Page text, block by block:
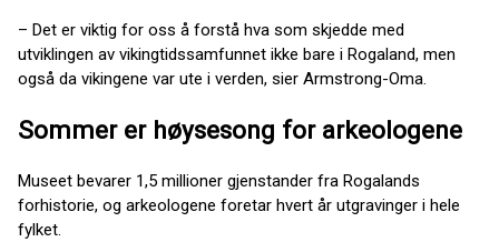
– Det er viktig for oss å forstå hva som skjedde med
utviklingen av vikingtidssamfunnet ikke bare i Rogaland, men
også da vikingene var ute i verden, sier Armstrong-Oma.
Sommer er høysesong for arkeologene
Museet bevarer 1,5 millioner gjenstander fra Rogalands
forhistorie, og arkeologene foretar hvert år utgravinger i hele
fylket.